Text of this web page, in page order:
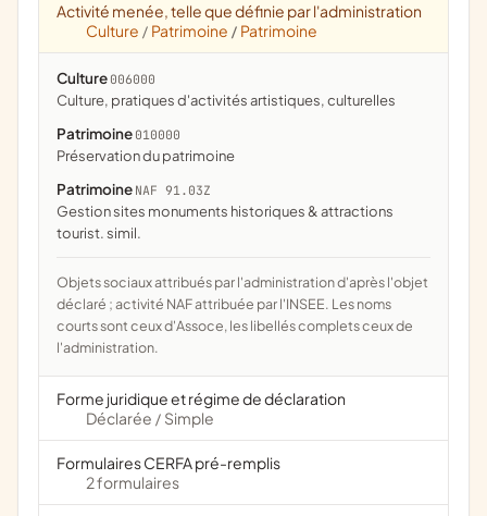
Activité menée, telle que définie par l'administration
Culture / Patrimoine / Patrimoine
Culture 006000
culture, pratiques d'activités artistiques, culturelles
Patrimoine 010000
préservation du patrimoine
Patrimoine NAF 91.03Z
Gestion sites monuments historiques & attractions
tourist. simil.
Objets sociaux attribués par l'administration d'après l'objet
déclaré ; activité NAF attribuée par l'INSEE. Les noms
courts sont ceux d'Assoce, les libellés complets ceux de
l'administration.
Forme juridique et régime de déclaration
Déclarée / Simple
Formulaires CERFA pré-remplis
2 formulaires